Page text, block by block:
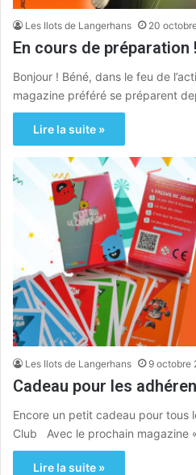
Les Ilots de Langerhans 20
En cours de préparation !
Bonjour ! Béné, dans le feu de
magazine préféré se préparent
Lire la suite »
Les Ilots de Langerhans 9 octobre
Cadeau pour les
Encore un petit cadeau pour tous
Club Avec le prochain magazine
Lire la suite »